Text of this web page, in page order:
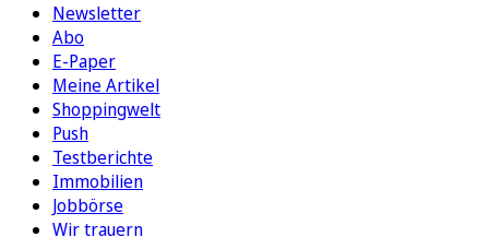
Newsletter
Abo
E-Paper
Meine Artikel
Shoppingwelt
Push
Testberichte
Immobilien
Jobbörse
Wir trauern